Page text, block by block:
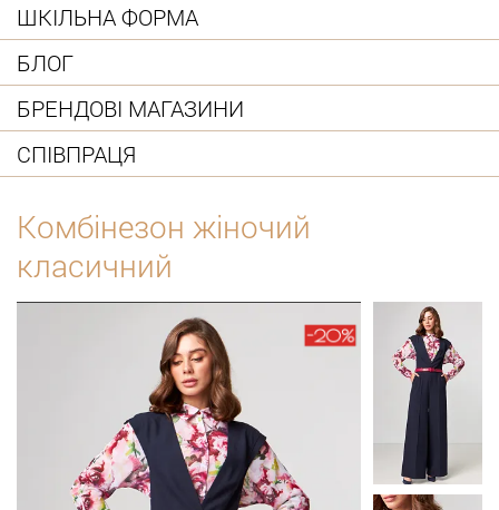
ШКІЛЬНА ФОРМА
БЛОГ
БРЕНДОВІ МАГАЗИНИ
СПІВПРАЦЯ
Комбінезон жіночий
класичний